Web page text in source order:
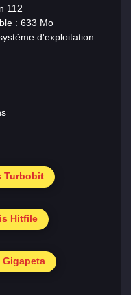
112
: 633 Mo
d'exploitation
Turbobit
Hitfile